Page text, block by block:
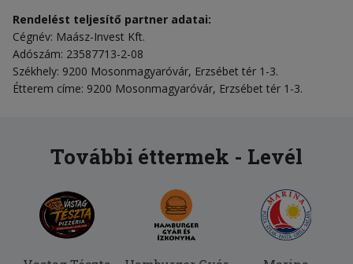
Rendelést teljesítő partner adatai:
Cégnév: Maász-Invest Kft.
Adószám: 23587713-2-08
Székhely: 9200 Mosonmagyaróvár, Erzsébet tér 1-3.
Étterem címe: 9200 Mosonmagyaróvár, Erzsébet tér 1-3.
További éttermek - Levél